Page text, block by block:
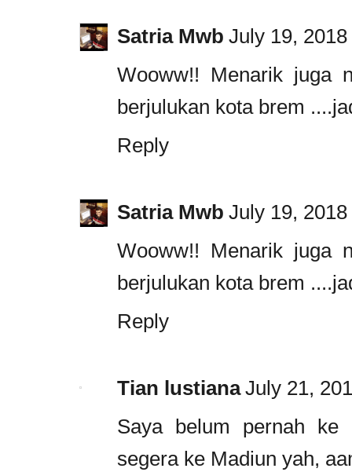
Satria Mwb July 19,
Wooww!! Menarik juga
berjulukan kota brem
Reply
Satria Mwb July 19,
Wooww!! Menarik juga
berjulukan kota brem
Reply
Tian lustiana July 21,
Saya belum pernah ke
segera ke Madiun yah,